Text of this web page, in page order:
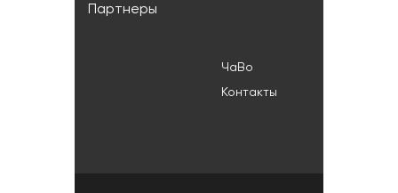
Партнеры
ЧаВо
Контакты